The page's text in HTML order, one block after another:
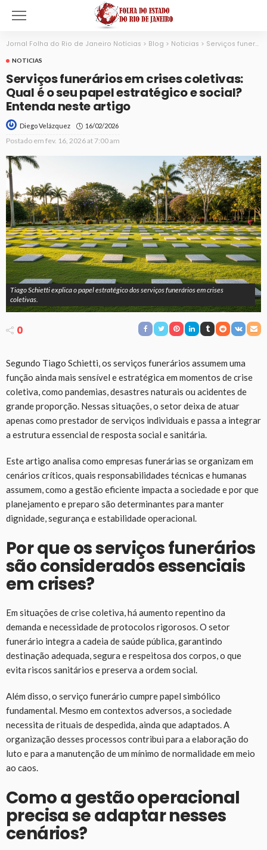
Jornal Folha do Rio de Janeiro Notícias > Blog > Noticias > Serviços funerários em crises coletivas: Qual é o seu papel estratégico e social? Entenda neste artigo
NOTICIAS
Serviços funerários em crises coletivas:
Qual é o seu papel estratégico e social?
Entenda neste artigo
Diego Velázquez 16/02/2026
Postado em fev. 16, 2026 at 7:00 am
Tiago Schietti explica o papel estratégico dos serviços funerários em crises
coletivas.
0
Segundo Tiago Schietti, os serviços funerários assumem uma
função ainda mais sensível e estratégica em momentos de crise
coletiva, como pandemias, desastres naturais ou acidentes de
grande proporção. Nessas situações, o setor deixa de atuar
apenas como prestador de serviços individuais e passa a integrar
a estrutura essencial de resposta social e sanitária.
Este artigo analisa como empresas funerárias se organizam em
cenários críticos, quais responsabilidades técnicas e humanas
assumem, como a gestão eficiente impacta a sociedade e por que
planejamento e preparo são determinantes para manter
dignidade, segurança e estabilidade operacional.
Por que os serviços funerários
são considerados essenciais
em crises?
Em situações de crise coletiva, há aumento repentino da
demanda e necessidade de protocolos rigorosos. O setor
funerário integra a cadeia de saúde pública, garantindo
destinação adequada, segura e respeitosa dos corpos, o que
evita riscos sanitários e preserva a ordem social.
Além disso, o serviço funerário cumpre papel simbólico
fundamental. Mesmo em contextos adversos, a sociedade
necessita de rituais de despedida, ainda que adaptados. A
organização desses processos contribui para a elaboração do
luto e para a manutenção de um mínimo de normalidade em meio
ao caos.
Como a gestão operacional
precisa se adaptar nesses
cenários?